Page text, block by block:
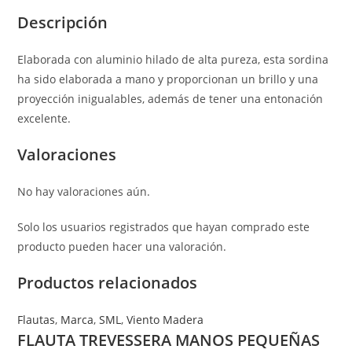
Descripción
Elaborada con aluminio hilado de alta pureza, esta sordina
ha sido elaborada a mano y proporcionan un brillo y una
proyección inigualables, además de tener una entonación
excelente.
Valoraciones
No hay valoraciones aún.
Solo los usuarios registrados que hayan comprado este
producto pueden hacer una valoración.
Productos relacionados
Flautas, Marca,SML,Viento Madera
FLAUTA TREVESSERA MANOS PEQUEÑAS